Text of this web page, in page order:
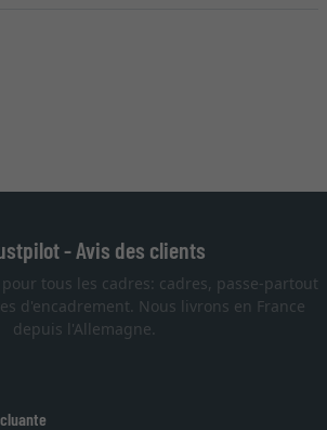
- Avis des clients
tous les cadres: cadres, passe-partout
d'encadrement. Nous livrons en France
depuis l'Allemagne.